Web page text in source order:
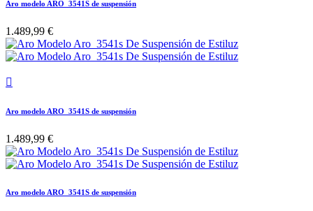
Aro modelo ARO_3541S de suspensión
1.489,99 €

Aro modelo ARO_3541S de suspensión
1.489,99 €
Aro modelo ARO_3541S de suspensión